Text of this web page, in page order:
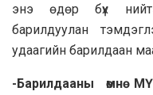
энэ өдөр бүх
барилдуулан
удаагийн барилдаан
-Барилдааны өмнө